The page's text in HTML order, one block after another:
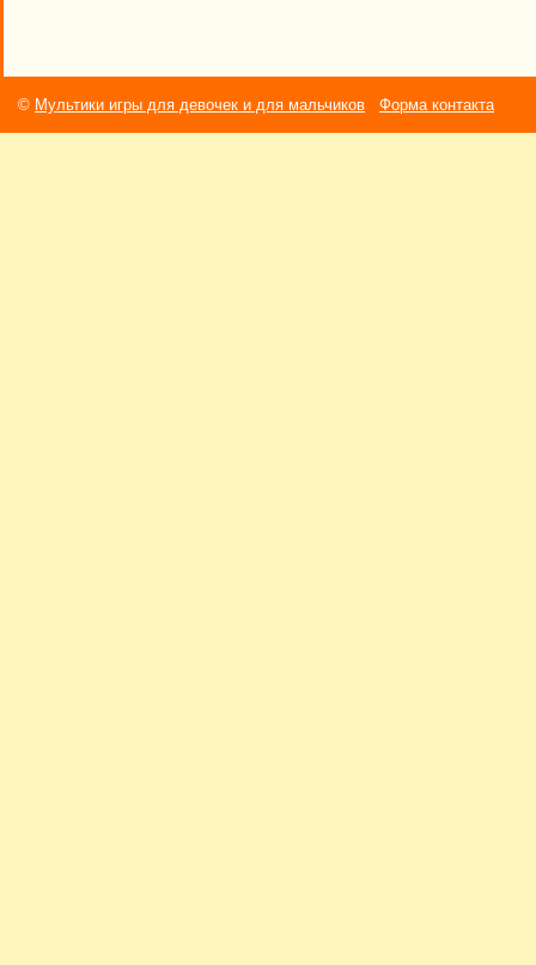
© Мультики игры для девочек и для мальчиков Форма контакта